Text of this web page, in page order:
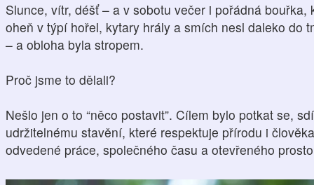
Slunce, vítr, déšť – a v sobotu večer i pořádná
oheň v týpí hořel, kytary hrály a smích nesl daleko do
– a obloha byla stropem.
Proč jsme to dělali?
Nešlo jen o to “něco postavit”. Cílem bylo potkat se,
udržitelnému stavění, které respektuje přírodu i
odvedené práce, společného času a otevřeného